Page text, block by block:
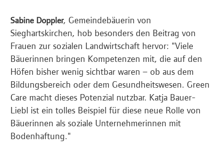
Sabine Doppler, Gemeindebäuerin von
Sieghartskirchen, hob besonders den Beitrag von
Frauen zur sozialen Landwirtschaft hervor: "Viele
Bäuerinnen bringen Kompetenzen mit, die auf den
Höfen bisher wenig sichtbar waren – ob aus dem
Bildungsbereich oder dem Gesundheitswesen. Green
Care macht dieses Potenzial nutzbar. Katja Bauer-
Liebl ist ein tolles Beispiel für diese neue Rolle von
Bäuerinnen als soziale Unternehmerinnen mit
Bodenhaftung."